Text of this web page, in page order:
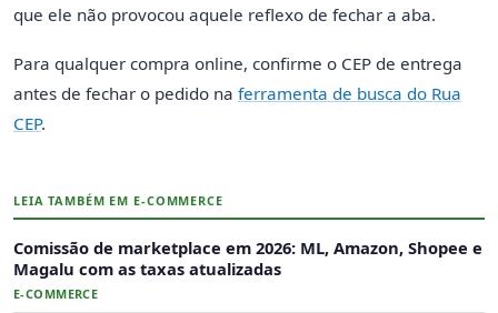
que ele não provocou aquele reflexo de fechar a aba.
Para qualquer compra online, confirme o CEP de entrega
antes de fechar o pedido na ferramenta de busca do Rua
CEP.
LEIA TAMBÉM EM E-COMMERCE
Comissão de marketplace em 2026: ML, Amazon, Shopee e
Magalu com as taxas atualizadas
E-COMMERCE